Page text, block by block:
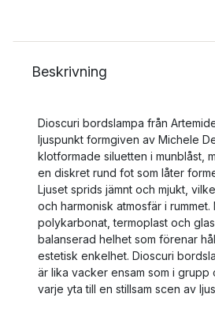
Beskrivning
Dioscuri bordslampa från
ljuspunkt formgiven av Michele
klotformade siluetten i munblåst,
en diskret rund fot som låter
Ljuset sprids jämnt och mjukt,
och harmonisk atmosfär i rummet.
polykarbonat, termoplast och
balanserad helhet som förenar
estetisk enkelhet. Dioscuri
är lika vacker ensam som i grupp
varje yta till en stillsam scen av